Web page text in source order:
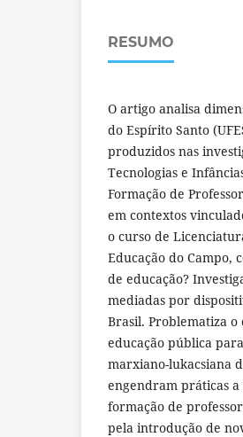
RESUMO
O artigo analisa
do Espírito Santo
produzidos nas
Tecnologias e
Formação de
em contextos
o curso de
Educação do Campo,
de educação?
mediadas por
Brasil. Problematiza
educação pública
marxiano-lukacsiana
engendram práticas
formação de
pela introdução de